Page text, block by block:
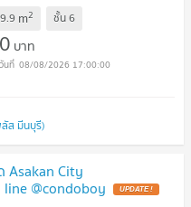
m2 ชั้น6
บาท
08/08/2026 17:00:00
ส มีนบุรี)
Asakan City
@condoboy UPDATE !